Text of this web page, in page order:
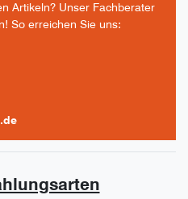
Artikeln? Unser Fachberater
So erreichen Sie uns: